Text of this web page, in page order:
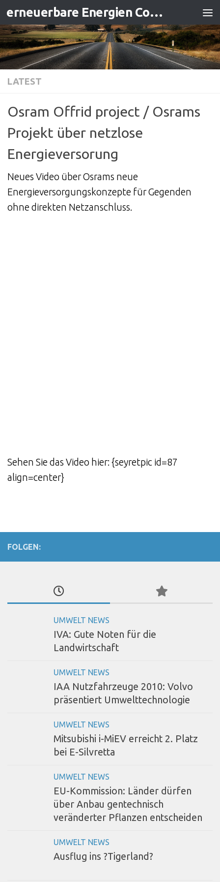
Zum Inhalt springen erneuerbare Energien Contracting
LATEST
Osram Offrid project / Osrams
Projekt über netzlose
Energieversorung
Neues Video über Osrams neue
Energieversorgungskonzepte für Gegenden
ohne direkten Netzanschluss.
Sehen Sie das Video hier: {seyretpic id=87
align=center}
FOLGEN:
UMWELT NEWS
IVA: Gute Noten für die
Landwirtschaft
UMWELT NEWS
IAA Nutzfahrzeuge 2010: Volvo
präsentiert Umwelttechnologie
UMWELT NEWS
Mitsubishi i-MiEV erreicht 2. Platz
bei E-Silvretta
UMWELT NEWS
EU-Kommission: Länder dürfen
über Anbau gentechnisch
veränderter Pflanzen entscheiden
UMWELT NEWS
Ausflug ins ?Tigerland?